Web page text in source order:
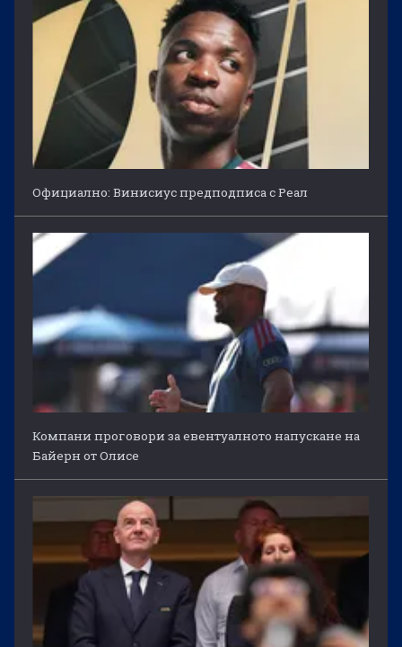
Официално: Винисиус предподписа с Реал
Компани проговори за евентуалното напускане на
Байерн от Олисе